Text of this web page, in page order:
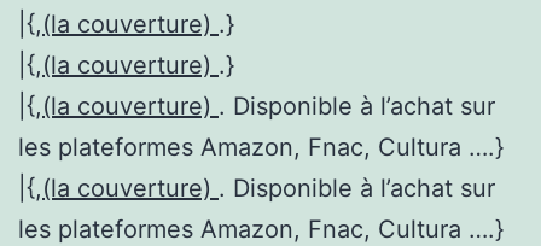
|{,(la couverture) .}
|{,(la couverture) .}
|{,(la couverture) . Disponible à l’achat sur
les plateformes Amazon, Fnac, Cultura ….}
|{,(la couverture) . Disponible à l’achat sur
les plateformes Amazon, Fnac, Cultura ….}